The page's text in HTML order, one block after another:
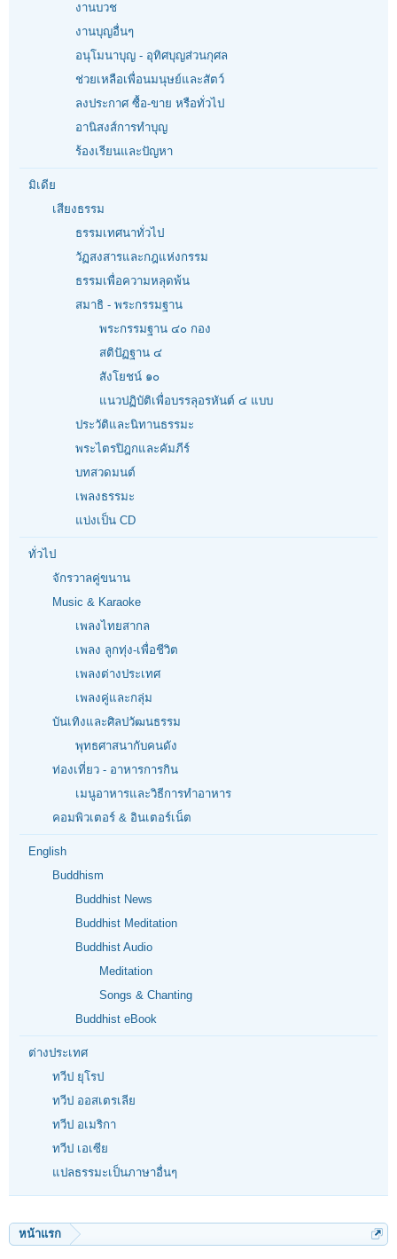
งานบวช
งานบุญอื่นๆ
อนุโมนาบุญ - อุทิศบุญส่วนกุศล
ช่วยเหลือเพื่อนมนุษย์และสัตว์
ลงประกาศ ซื้อ-ขาย หรือทั่วไป
อานิสงส์การทำบุญ
ร้องเรียนและปัญหา
มิเดีย
เสียงธรรม
ธรรมเทศนาทั่วไป
วัฏสงสารและกฎแห่งกรรม
ธรรมเพื่อความหลุดพ้น
สมาธิ - พระกรรมฐาน
พระกรรมฐาน ๔๐ กอง
สติปัฏฐาน ๔
สังโยชน์ ๑๐
แนวปฏิบัติเพื่อบรรลุอรหันต์ ๔ แบบ
ประวัติและนิทานธรรมะ
พระไตรปิฎกและคัมภีร์
บทสวดมนต์
เพลงธรรมะ
แบ่งเป็น CD
ทั่วไป
จักรวาลคู่ขนาน
Music & Karaoke
เพลงไทยสากล
เพลง ลูกทุ่ง-เพื่อชีวิต
เพลงต่างประเทศ
เพลงคู่และกลุ่ม
บันเทิงและศิลปวัฒนธรรม
พุทธศาสนากับคนดัง
ท่องเที่ยว - อาหารการกิน
เมนูอาหารและวิธีการทำอาหาร
คอมพิวเตอร์ & อินเตอร์เน็ต
English
Buddhism
Buddhist News
Buddhist Meditation
Buddhist Audio
Meditation
Songs & Chanting
Buddhist eBook
ต่างประเทศ
ทวีป ยุโรป
ทวีป ออสเตรเลีย
ทวีป อเมริกา
ทวีป เอเซีย
แปลธรรมะเป็นภาษาอื่นๆ
หน้าแรก